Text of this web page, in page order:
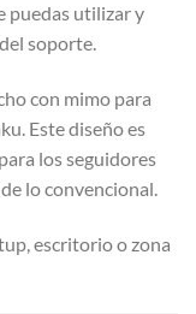
puedas utilizar y
soporte.
con mimo para
Este diseño es
los seguidores
lo convencional.
escritorio o zona